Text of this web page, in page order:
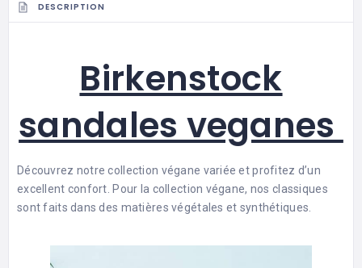
DESCRIPTION
Birkenstock
sandales veganes
Découvrez notre collection végane variée et profitez d’un
excellent confort. Pour la collection végane, nos classiques
sont faits dans des matières végétales et synthétiques.